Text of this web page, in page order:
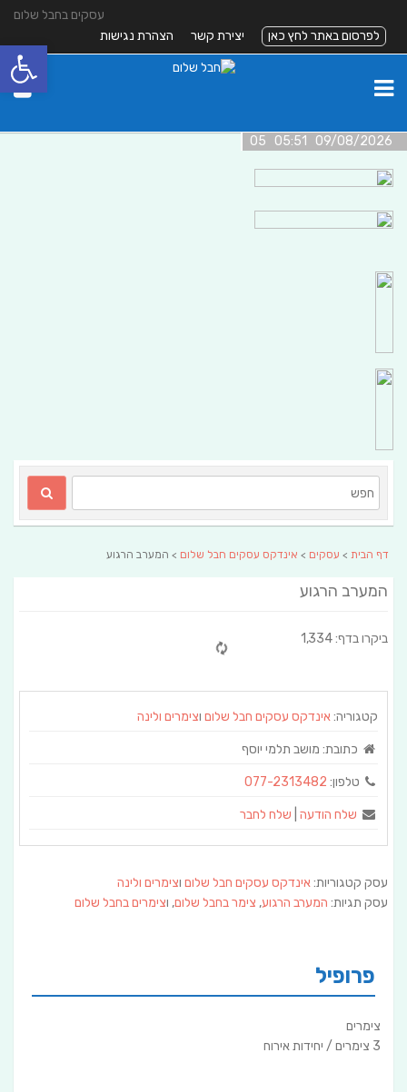
עסקים בחבל שלום
לפרסום באתר לחץ כאן
יצירת קשר הצהרת נגישות
09/08/2026 05:51 05
דף הבית > עסקים > אינדקס עסקים חבל שלום > המערב הרגוע
המערב הרגוע
ביקרו בדף: 1,334
קטגוריה:אינדקס עסקים חבל שלום וצימרים ולינה
כתובת: מושב תלמי יוסף
טלפון: 077-2313482
שלח הודעה שלח לחבר
עסק קטגוריות:אינדקס עסקים חבל שלום וצימרים ולינה
עסק תגיות: המערב הרגוע, צימר בחבל שלום, וצימרים בחבל שלום
פרופיל
צימרים
3 צימרים / יחידות אירוח
פתח